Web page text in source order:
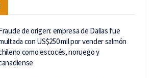
de origen: empresa de Dallas fue
con US$250 mil por vender salmón
como escocés, noruego y